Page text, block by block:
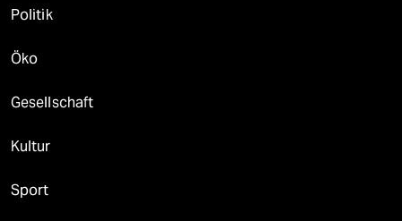
Politik
Öko
Gesellschaft
Kultur
Sport